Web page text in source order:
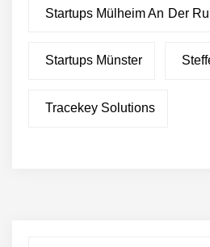
Startups Mülheim An Der
Startups Münster
Tracekey Solutions